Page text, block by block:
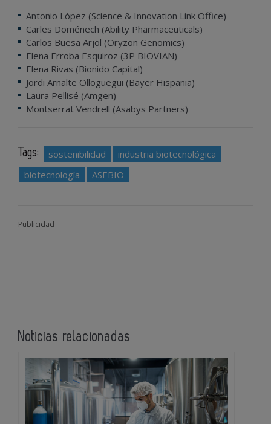
Antonio López (Science & Innovation Link Office)
Carles Doménech (Ability Pharmaceuticals)
Carlos Buesa Arjol (Oryzon Genomics)
Elena Erroba Esquiroz (3P BIOVIAN)
Elena Rivas (Bionido Capital)
Jordi Arnalte Olloguegui (Bayer Hispania)
Laura Pellisé (Amgen)
Montserrat Vendrell (Asabys Partners)
Tags: sostenibilidad
industria biotecnológica
biotecnología
ASEBIO
Publicidad
Noticias relacionadas